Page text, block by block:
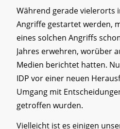
Während gerade vielerorts
Angriffe gestartet werden,
eines solchen Angriffs
Jahres erwehren, worüber
Medien berichtet hatten.
IDP vor einer neuen
Umgang mit
getroffen wurden.
Vielleicht ist es einigen